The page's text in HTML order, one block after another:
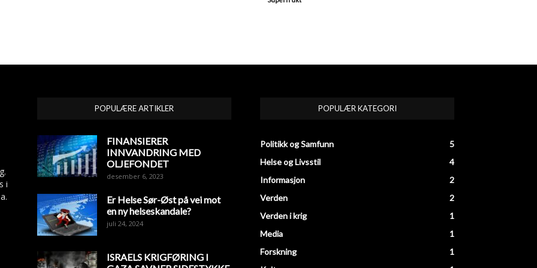
i
POPULÆRE ARTIKLER
FINANSIERER
INNVANDRING MED
OLJEFONDET
desember 6, 2023
Er Helse Sør-Øst på vei mot
en ny helseskandale?
juli 24, 2024
ISRAELS KRIGFØRING I
POPULÆR KATEGORI
Politikk og Samfunn
5
Helse og Livsstil
4
Informasjon
2
Verden
2
Verden i krig
1
Media
1
Forskning
1